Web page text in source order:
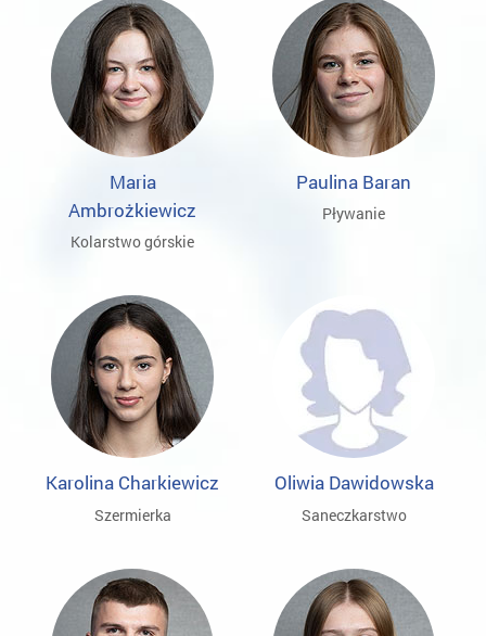
Maria
Ambrożkiewicz
Kolarstwo górskie
Paulina Baran
Pływanie
Karolina Charkiewicz
Szermierka
Oliwia Dawidowska
Saneczkarstwo